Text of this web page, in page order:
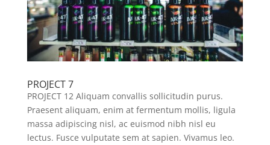
PROJECT 7
PROJECT 12 Aliquam convallis sollicitudin purus.
Praesent aliquam, enim at fermentum mollis, ligula
massa adipiscing nisl, ac euismod nibh nisl eu
lectus. Fusce vulputate sem at sapien. Vivamus leo.